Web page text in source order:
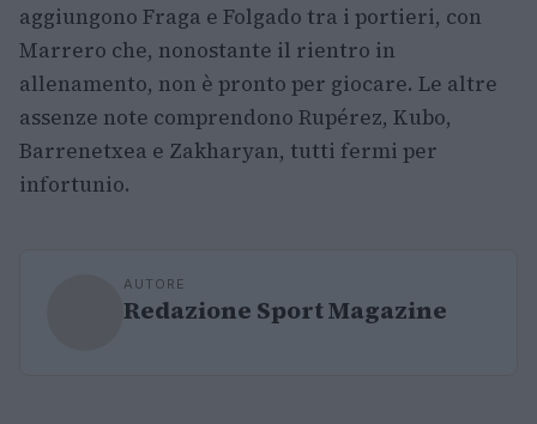
aggiungono Fraga e Folgado tra i portieri, con
Marrero che, nonostante il rientro in
allenamento, non è pronto per giocare. Le altre
assenze note comprendono Rupérez, Kubo,
Barrenetxea e Zakharyan, tutti fermi per
infortunio.
AUTORE
Redazione Sport Magazine